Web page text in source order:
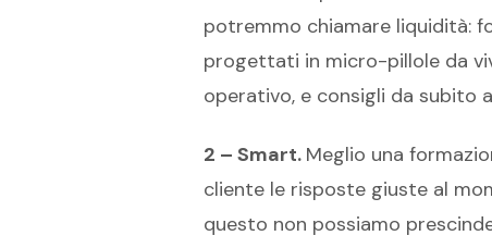
potremmo chiamare liquidità:
progettati in micro-pillole da
operativo, e consigli da subito
2 – Smart. Meglio una
cliente le risposte giuste al
questo non possiamo